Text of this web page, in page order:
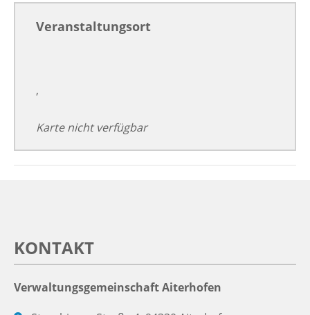
Veranstaltungsort
,
Karte nicht verfügbar
KONTAKT
Verwaltungsgemeinschaft Aiterhofen